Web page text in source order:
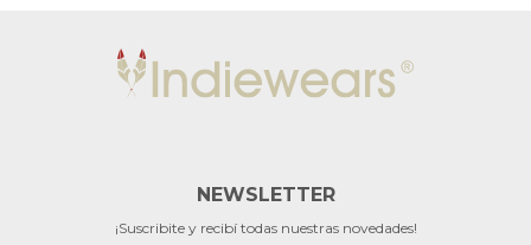
NEWSLETTER
¡Suscribite y recibí todas nuestras novedades!